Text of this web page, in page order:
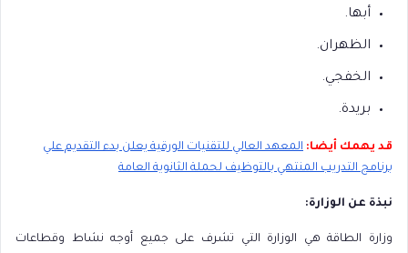
أبها.
الظهران.
الخفجي.
بريدة.
قد يهمك أيضا: المعهد العالي للتقنيات الورقية يعلن بدء التقديم علي
برنامج التدريب المنتهي بالتوظيف لحملة الثانوية العامة
نبذة عن الوزارة:
وزارة الطاقة هي الوزارة التي تشرف على جميع أوجه نشاط وقطاعات